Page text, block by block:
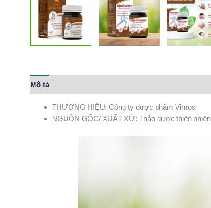
Mô tả
THƯƠNG HIỆU: Công ty dược phẩm Vimos
NGUỒN GỐC/ XUẤT XỨ: Thảo dược thiên nhiên